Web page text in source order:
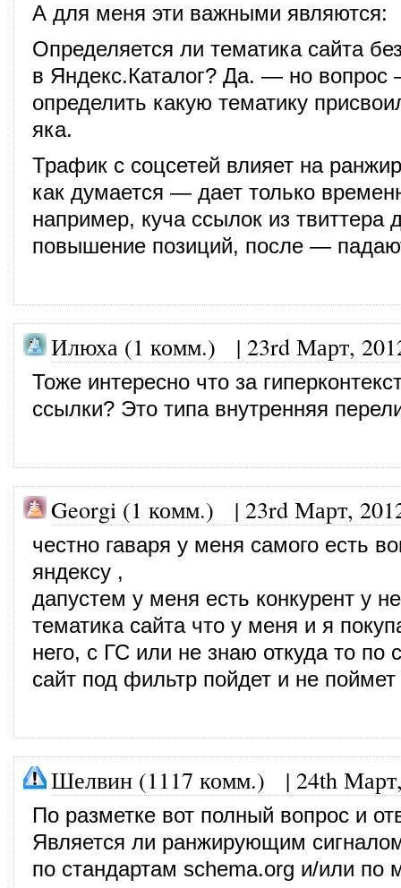
А для меня эти важными являются:
Определяется ли тематика сайта
в Яндекс.Каталог? Да. — но
определить какую тематику
яка.
Трафик с соцсетей влияет на
как думается — дает только
например, куча ссылок из твиттера
повышение позиций, после —
Илюха (1 комм.) | 23rd Март,
Тоже интересно что за
ссылки? Это типа внутренняя
Georgi (1 комм.) | 23rd Март,
честно гаваря у меня самого есть
яндексу ,
дапустем у меня есть конкурент у
тематика сайта что у меня и я
него, с ГС или не знаю откуда то по
сайт под фильтр пойдет и не
Шелвин (1117 комм.) | 24th
По разметке вот полный вопрос и
Является ли ранжирующим
по стандартам schema.org и/или по